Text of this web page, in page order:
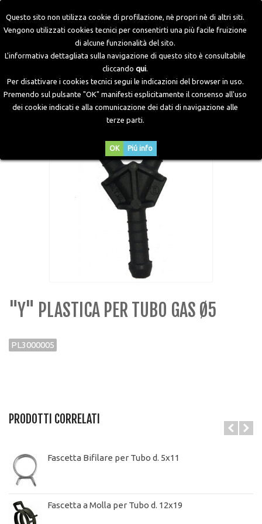
Questo sito non utilizza cookie di profilazione, nè propri nè di altri siti.
Vengono utilizzati cookies tecnici per consentirti una più facile fruizione
di alcune funzionalità del sito.
L'informativa dettagliata sulla navigazione di questo sito è consultabile
cliccando qui.
Per disattivare i cookies tecnici segui le indicazioni del browser in uso.
Premendo sul pulsante "OK" manifesti esplicitamente il consenso all'uso
dei cookie indicati e alla comunicazione dei dati di navigazione alle
terze parti.
OK Piú info
Componenti GPL Accessori e minuterie
"Y"
Plastica per Tubo Gas Ø5
"Y" PLASTICA PER TUBO GAS Ø5
PL3000005
PRODOTTI CORRELATI
Fascetta Bifilare per Tubo d. 5x11
Fascetta a Molla per Tubo d. 12x19